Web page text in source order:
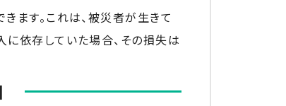
ます。これは、被災者が生きて
依存していた場合、その損失は